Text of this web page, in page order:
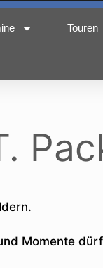
Touren
Momente